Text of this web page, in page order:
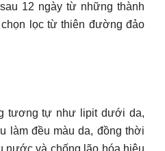
12 ngày từ những thành
lọc từ thiên đường đảo
tương tự như lipit dưới da,
làm đều màu da, đồng thời